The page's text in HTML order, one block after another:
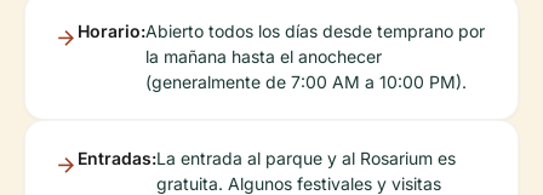
Horario:Abierto todos los días desde temprano por
la mañana hasta el anochecer
(generalmente de 7:00 AM a 10:00 PM).
Entradas:La entrada al parque y al Rosarium es
gratuita. Algunos festivales y visitas